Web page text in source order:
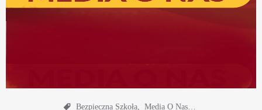
Bezpieczna Szkoła, Media O Nas…